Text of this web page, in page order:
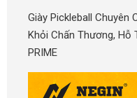
Giày Pickleball Chuyên
Khỏi Chấn Thương, Hỗ
PRIME